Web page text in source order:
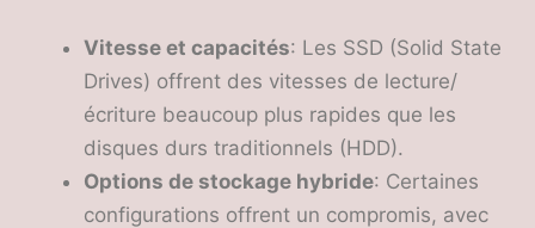
Vitesse et capacités: Les SSD (Solid State
Drives) offrent des vitesses de lecture/
écriture beaucoup plus rapides que les
disques durs traditionnels (HDD).
Options de stockage hybride: Certaines
configurations offrent un compromis, avec